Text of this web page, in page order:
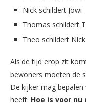
Nick schildert Jowi
Thomas schildert
Theo schildert Nick
Als de tijd erop zit
bewoners moeten de
De kijker mag
heeft. Hoe is voor